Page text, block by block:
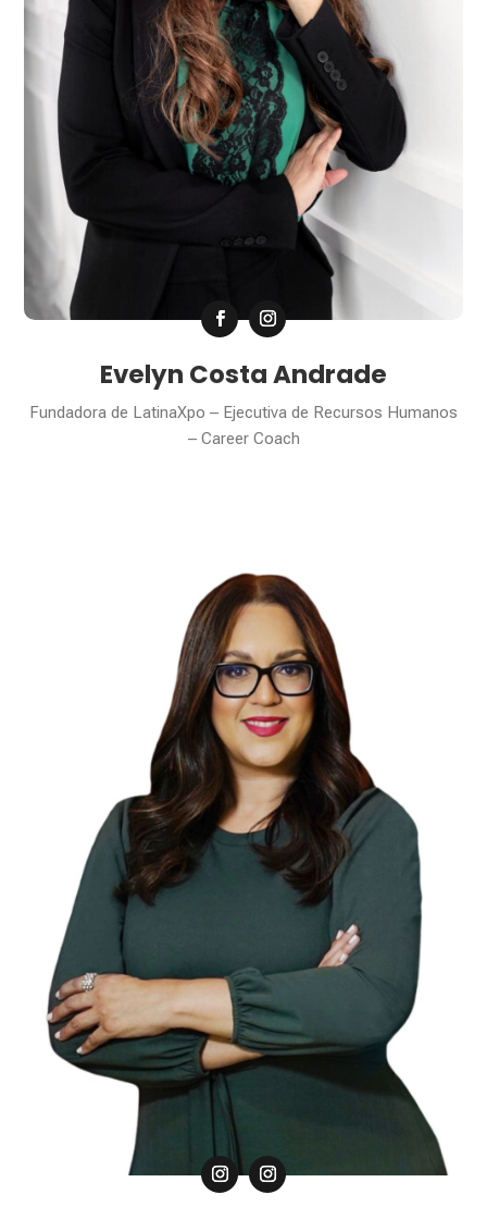
Evelyn Costa Andrade
Fundadora de LatinaXpo – Ejecutiva de Recursos Humanos
– Career Coach